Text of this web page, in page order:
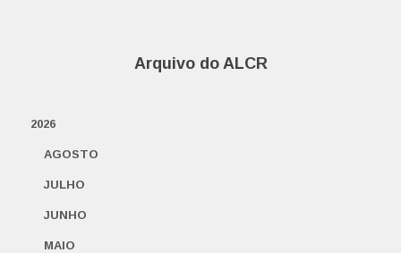
Arquivo do ALCR
2026
AGOSTO
JULHO
JUNHO
MAIO